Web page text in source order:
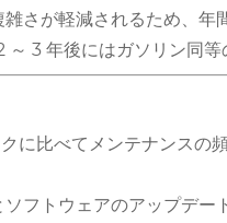
さが軽減されるため、年
～ 3 年後にはガソリン同
に比べてメンテナンスの
フトウェアのアップデー